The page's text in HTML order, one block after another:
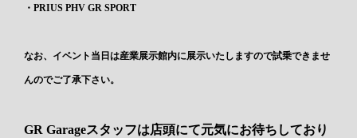
・PRIUS PHV GR SPORT
なお、イベント当日は産業展示館内に展示いたしますので試乗できませ
んのでご了承下さい。
GR Garageスタッフは店頭にて元気にお待ちしており